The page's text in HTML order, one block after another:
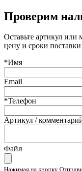
Проверим
Оставьте артикул
цену и сроки поставки
*Имя
Email
*Телефон
Артикул /
Файл
Нажимая на кнопку